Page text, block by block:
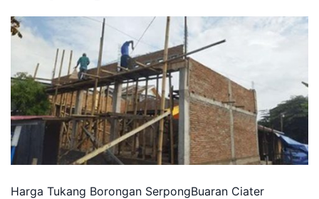
Harga Tukang Borongan SerpongBuaran Ciater